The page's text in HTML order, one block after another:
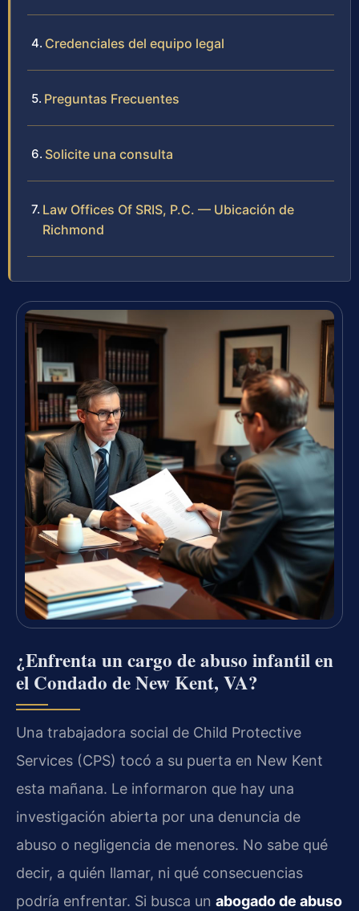
Credenciales del equipo legal
Preguntas Frecuentes
Solicite una consulta
Law Offices Of SRIS, P.C. — Ubicación de
Richmond
¿Enfrenta un cargo de abuso infantil en
el Condado de New Kent, VA?
Una trabajadora social de Child Protective
Services (CPS) tocó a su puerta en New Kent
esta mañana. Le informaron que hay una
investigación abierta por una denuncia de
abuso o negligencia de menores. No sabe qué
decir, a quién llamar, ni qué consecuencias
podría enfrentar. Si busca un abogado de abuso